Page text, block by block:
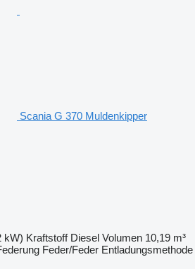
Scania G 370 Muldenkipper
kW) Kraftstoff Diesel Volumen 10,19 m³
Feder/Feder Entladungsmethode